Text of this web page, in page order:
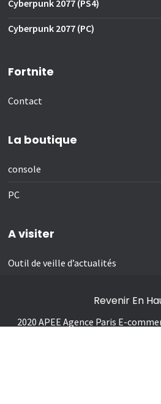
Cyberpunk 2077 (PS4)
Cyberpunk 2077 (PC)
Fortnite
Contact
La boutique
console
PC
A visiter
Outil de veille d’actualités
2020 APEE Agence Paris E-
Revenir En